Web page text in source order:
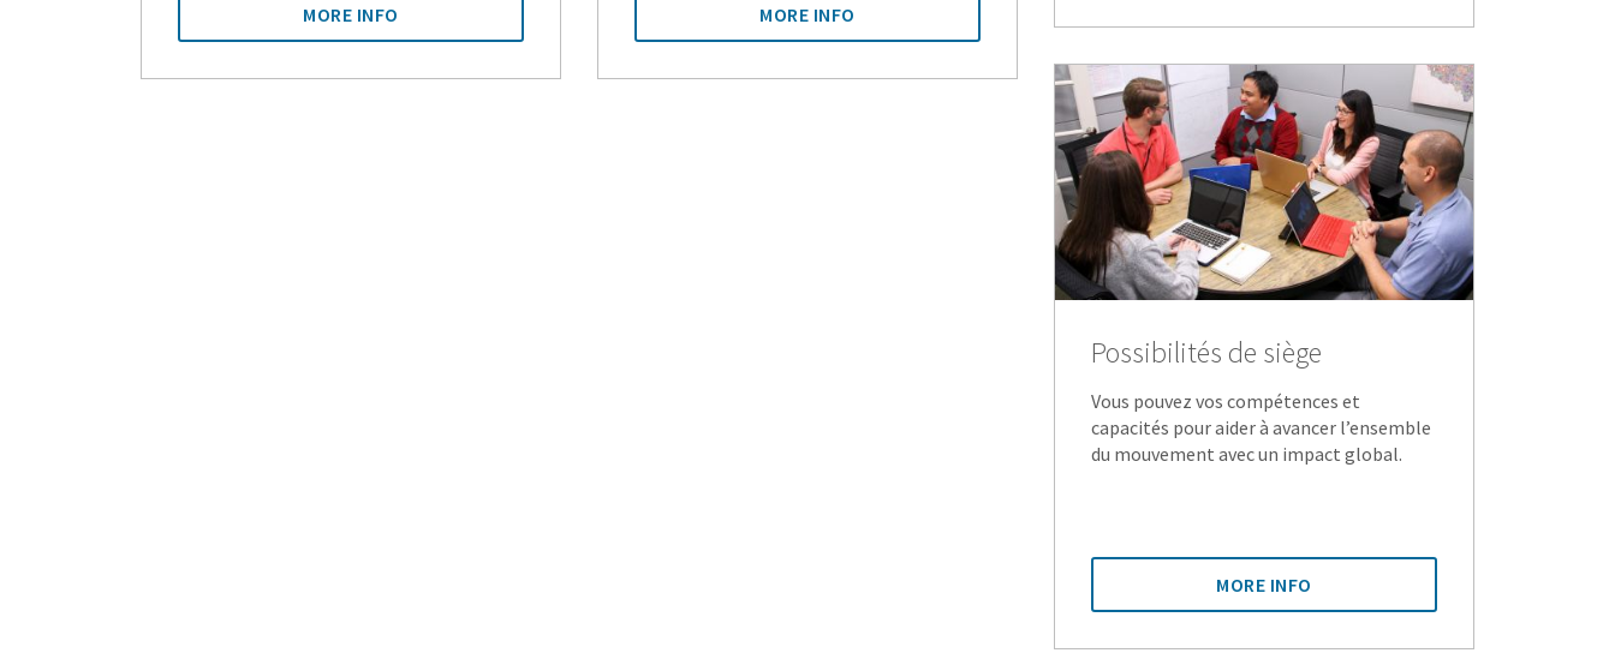
MORE INFO MORE INFO
Possibilités de siège
Vous pouvez vos compétences et
capacités pour aider à avancer l’ensemble
du mouvement avec un impact global.
MORE INFO